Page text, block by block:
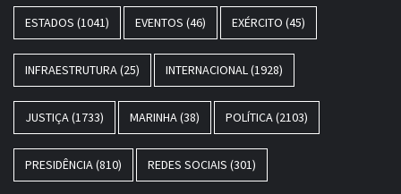
ESTADOS (1041) EVENTOS (46) EXÉRCITO (45)
INFRAESTRUTURA(25) INTERNACIONAL(1928)
JUSTIÇA(1733) MARINHA(38) POLÍTICA(2103)
PRESIDÊNCIA(810) REDES SOCIAIS (301)